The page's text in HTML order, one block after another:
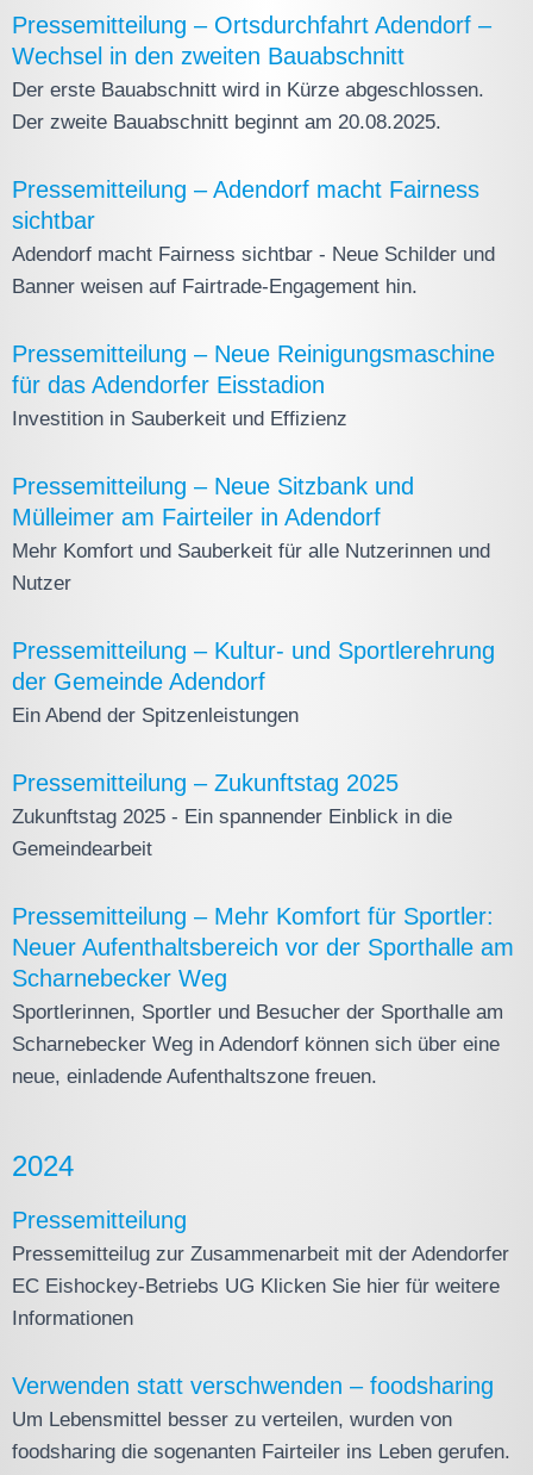
Pressemitteilung – Ortsdurchfahrt Adendorf –
Wechsel in den zweiten Bauabschnitt
Der erste Bauabschnitt wird in Kürze abgeschlossen.
Der zweite Bauabschnitt beginnt am 20.08.2025.
Pressemitteilung – Adendorf macht Fairness
sichtbar
Adendorf macht Fairness sichtbar - Neue Schilder und
Banner weisen auf Fairtrade-Engagement hin.
Pressemitteilung – Neue Reinigungsmaschine
für das Adendorfer Eisstadion
Investition in Sauberkeit und Effizienz
Pressemitteilung – Neue Sitzbank und
Mülleimer am Fairteiler in Adendorf
Mehr Komfort und Sauberkeit für alle Nutzerinnen und
Nutzer
Pressemitteilung – Kultur- und Sportlerehrung
der Gemeinde Adendorf
Ein Abend der Spitzenleistungen
Pressemitteilung – Zukunftstag 2025
Zukunftstag 2025 - Ein spannender Einblick in die
Gemeindearbeit
Pressemitteilung – Mehr Komfort für Sportler:
Neuer Aufenthaltsbereich vor der Sporthalle am
Scharnebecker Weg
Sportlerinnen, Sportler und Besucher der Sporthalle am
Scharnebecker Weg in Adendorf können sich über eine
neue, einladende Aufenthaltszone freuen.
2024
Pressemitteilung
Pressemitteilug zur Zusammenarbeit mit der Adendorfer
EC Eishockey-Betriebs UG Klicken Sie hier für weitere
Informationen
Verwenden statt verschwenden – foodsharing
Um Lebensmittel besser zu verteilen, wurden von
foodsharing die sogenanten Fairteiler ins Leben gerufen.